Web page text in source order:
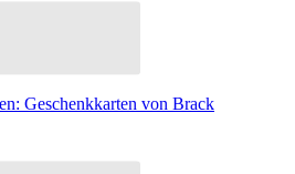
Geschenkkarten von Brack